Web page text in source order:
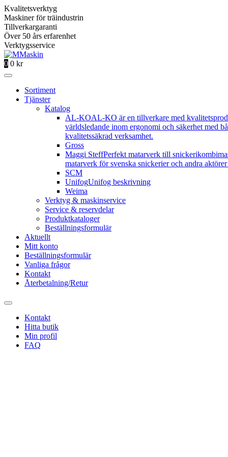
Kvalitetsverktyg
Maskiner för träindustrin
Tillverkargaranti
Över 50 års erfarenhet
Verktygsservice
0 0 kr
Sortiment
Tjänster
Katalog
AL-KOAL-KO är en tillverkare med
världsledande inom ergonomi och säkerhet med
kvalitetssäkrad verksamhet.
Gross
Maggi SteffPerfekt matarverk till
matarverk för svenska snickerier och andra
SCM
UnifogUnifog beskrivning
Weima
Verktyg & maskinservice
Service & reservdelar
Produktkataloger
Beställningsformulär
Aktuellt
Mitt konto
Beställningsformulär
Vanliga frågor
Kontakt
Återbetalning/Retur
Kontakt
Hitta butik
Min profil
FAQ